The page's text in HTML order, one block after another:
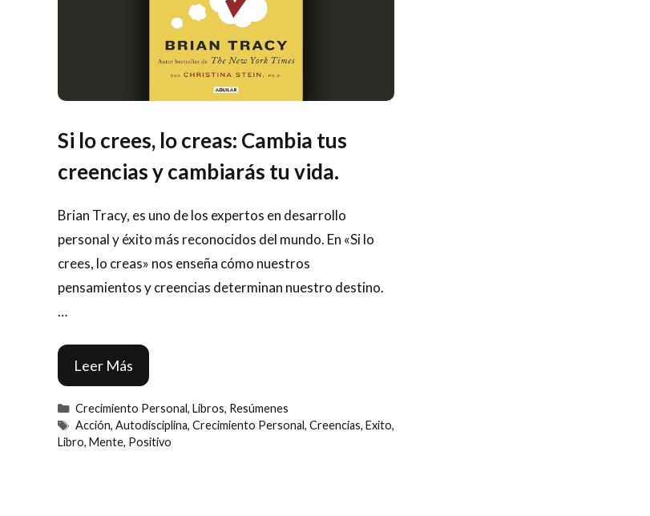
Si lo crees, lo creas: Cambia tus
creencias y cambiarás tu vida.
Brian Tracy, es uno de los expertos en desarrollo
personal y éxito más reconocidos del mundo. En «Si lo
crees, lo creas» nos enseña cómo nuestros
pensamientos y creencias determinan nuestro destino.
…
Leer Más
Categorías
Crecimiento Personal, Libros, Resúmenes
Etiquetas
Acción, Autodisciplina, Crecimiento Personal, Creencias, Exito,
Libro, Mente, Positivo